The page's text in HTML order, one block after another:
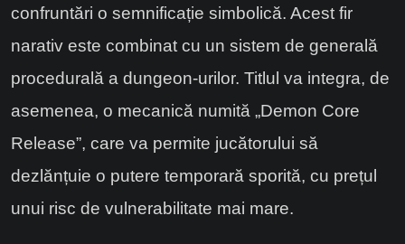
confruntări o semnificație simbolică. Acest fir
narativ este combinat cu un sistem de generală
procedurală a dungeon-urilor. Titlul va integra, de
asemenea, o mecanică numită „Demon Core
Release”, care va permite jucătorului să
dezlănțuie o putere temporară sporită, cu prețul
unui risc de vulnerabilitate mai mare.